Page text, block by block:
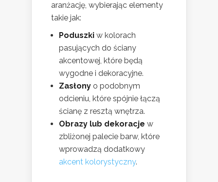
aranżację, wybierając elementy
takie jak:
Poduszki w kolorach
pasujących do ściany
akcentowej, które będą
wygodne i dekoracyjne.
Zasłony o podobnym
odcieniu, które spójnie łączą
ścianę z resztą wnętrza.
Obrazy lub dekoracje w
zbliżonej palecie barw, które
wprowadzą dodatkowy
akcent kolorystyczny.